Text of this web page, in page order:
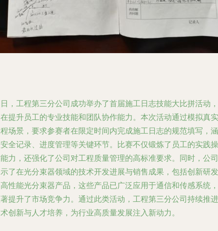
，工程第三分公司成功举办了首届施工日志技能大比拼活动，
提升员工的专业技能和团队协作能力。本次活动通过模拟真实
场景，要求参赛者在限定时间内完成施工日志的规范填写，涵
全记录、进度管理等关键环节。比赛不仅锻炼了员工的实践操
力，还强化了公司对工程质量管理的高标准要求。同时，公司
了在光分束器领域的技术开发进展与销售成果，包括创新研发
性能光分束器产品，这些产品已广泛应用于通信和传感系统，
提升了市场竞争力。通过此类活动，工程第三分公司持续推进
创新与人才培养，为行业高质量发展注入新动力。